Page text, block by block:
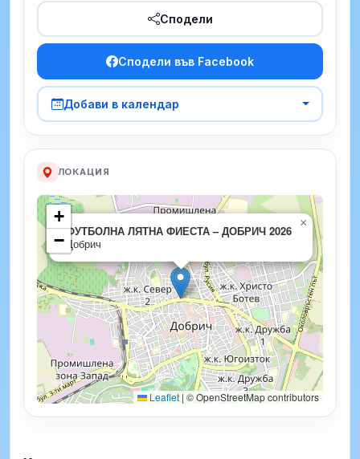
Сподели
Сподели във Facebook
Добави в календар
ЛОКАЦИЯ
ФУТБОЛНА ЛЯТНА ФИЕСТА – ДОБРИЧ 2026
Добрич
×
+
−
Leaflet | © OpenStreetMap contributors